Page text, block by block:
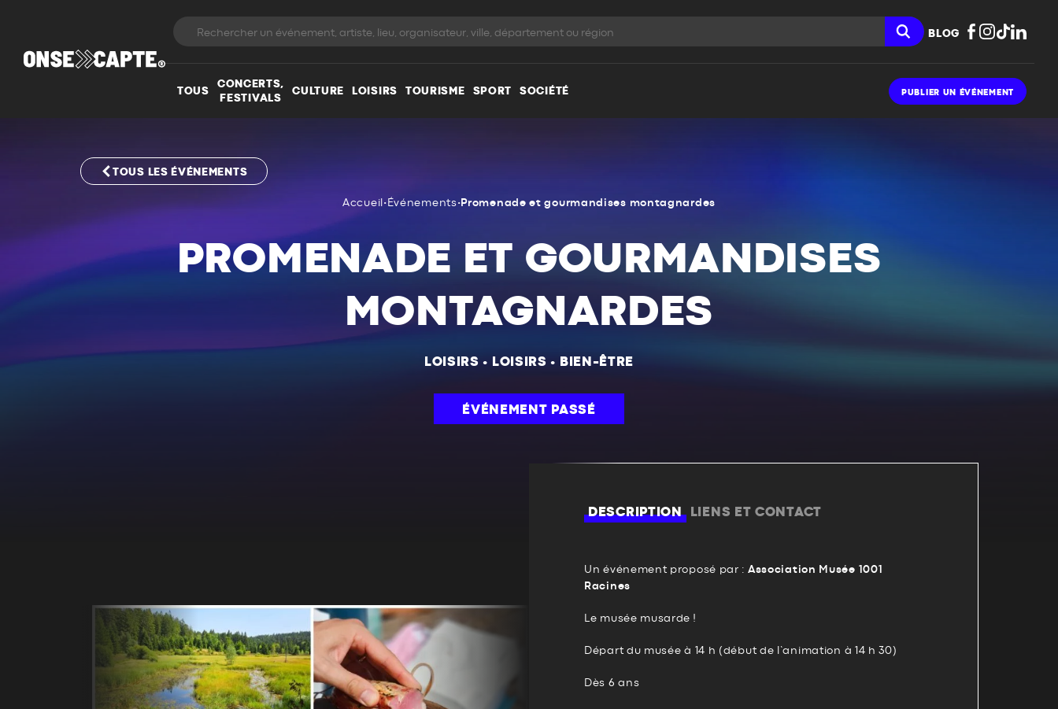
BLOG
TOUS
CONCERTS,
FESTIVALS
CULTURE LOISIRS TOURISME SPORT SOCIÉTÉ PUBLIER UN ÉVÉNEMENT
TOUS LES ÉVÉNEMENTS
Accueil • Événements•Promenade et gourmandises montagnardes
PROMENADE ET GOURMANDISES
MONTAGNARDES
LOISIRS • LOISIRS • BIEN-ÊTRE
ÉVÉNEMENT PASSÉ
DESCRIPTION LIENS ET CONTACT
Un événement proposé par : Association Musée 1001
Racines
Le musée musarde !
Départ du musée à 14 h (début de l’animation à 14 h 30)
Dès 6 ans